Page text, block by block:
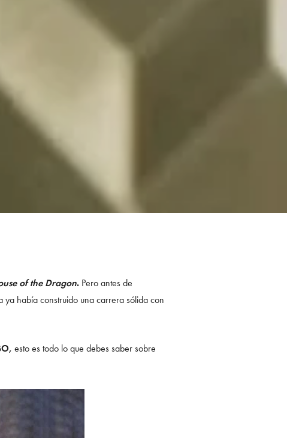
of the Dragon. Pero antes de
ya había construido una carrera sólida con
esto es todo lo que debes saber sobre